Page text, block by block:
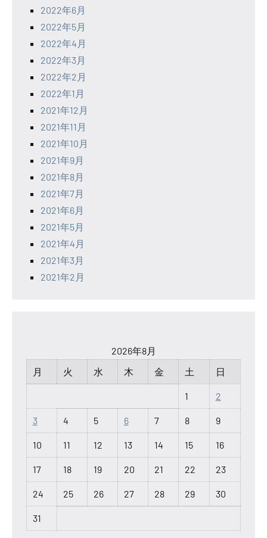
2022年6月
2022年5月
2022年4月
2022年3月
2022年2月
2022年1月
2021年12月
2021年11月
2021年10月
2021年9月
2021年8月
2021年7月
2021年6月
2021年5月
2021年4月
2021年3月
2021年2月
2026年8月
月
火 水 木 金 土 日
1 2
3 4 5 6 7 8 9
10 11 12 13 14 15 16
17 18 19 20 21 22 23
24 25 26 27 28 29 30
31